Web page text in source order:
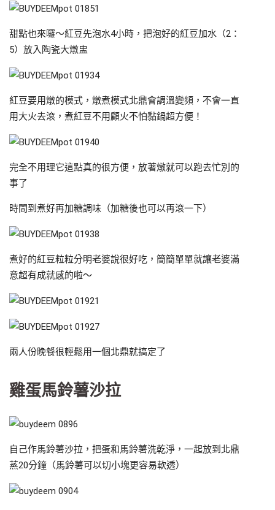
甜點也來囉～紅豆先泡水4小時，把泡好的紅豆加水（2：
5）放入陶瓷大燉盅
紅豆要用燉的模式，燉煮模式北鼎會調溫變頻，不會一直
用大火去滾，煮紅豆不用顧火不怕黏鍋超方便！
完全不用理它這點真的很方便，放著燉就可以跑去忙別的
事了
時間到煮好再加糖調味（加糖後也可以再滾一下）
煮好的紅豆粒粒分明老婆說很好吃，簡簡單單就讓老婆滿
意超有成就感的啦～
兩人份晚餐很輕鬆用一個北鼎就搞定了
雞蛋馬鈴薯沙拉
自己作馬鈴薯沙拉，把蛋和馬鈴薯洗乾淨，一起放到北鼎
蒸20分鐘（馬鈴薯可以切小塊更容易軟透）